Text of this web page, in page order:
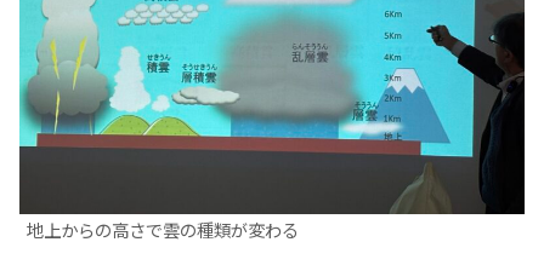
地上からの高さで雲の種類が変わる